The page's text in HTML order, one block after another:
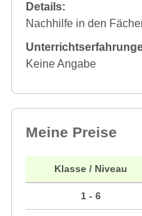
Details:
Nachhilfe in den
Keine Angabe
Meine Preise
Klasse / Niveau
1 - 6